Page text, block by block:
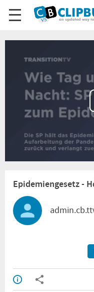
Epidemiengesetz -